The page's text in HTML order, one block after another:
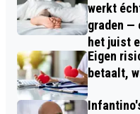
werkt
graden —
het juist
Eigen
betaalt,